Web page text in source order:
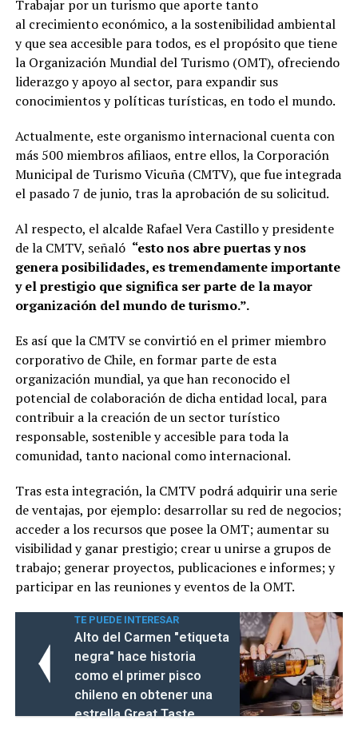
Trabajar por un turismo que aporte tanto
al crecimiento económico, a la sostenibilidad ambiental
y que sea accesible para todos, es el propósito que tiene
la Organización Mundial del Turismo (OMT), ofreciendo
liderazgo y apoyo al sector, para expandir sus
conocimientos y políticas turísticas, en todo el mundo.
Actualmente, este organismo internacional cuenta con
más 500 miembros afiliaos, entre ellos, la Corporación
Municipal de Turismo Vicuña (CMTV), que fue integrada
el pasado 7 de junio, tras la aprobación de su solicitud.
Al respecto, el alcalde Rafael Vera Castillo y presidente
de la CMTV, señaló “esto nos abre puertas y nos
genera posibilidades, es tremendamente importante
y el prestigio que significa ser parte de la mayor
organización del mundo de turismo.”.
Es así que la CMTV se convirtió en el primer miembro
corporativo de Chile, en formar parte de esta
organización mundial, ya que han reconocido el
potencial de colaboración de dicha entidad local, para
contribuir a la creación de un sector turístico
responsable, sostenible y accesible para toda la
comunidad, tanto nacional como internacional.
Tras esta integración, la CMTV podrá adquirir una serie
de ventajas, por ejemplo: desarrollar su red de negocios;
acceder a los recursos que posee la OMT; aumentar su
visibilidad y ganar prestigio; crear u unirse a grupos de
trabajo; generar proyectos, publicaciones e informes; y
participar en las reuniones y eventos de la OMT.
TE PUEDE INTERESAR
Alto del Carmen "etiqueta
negra" hace historia
como el primer pisco
chileno en obtener una
estrella Great Taste